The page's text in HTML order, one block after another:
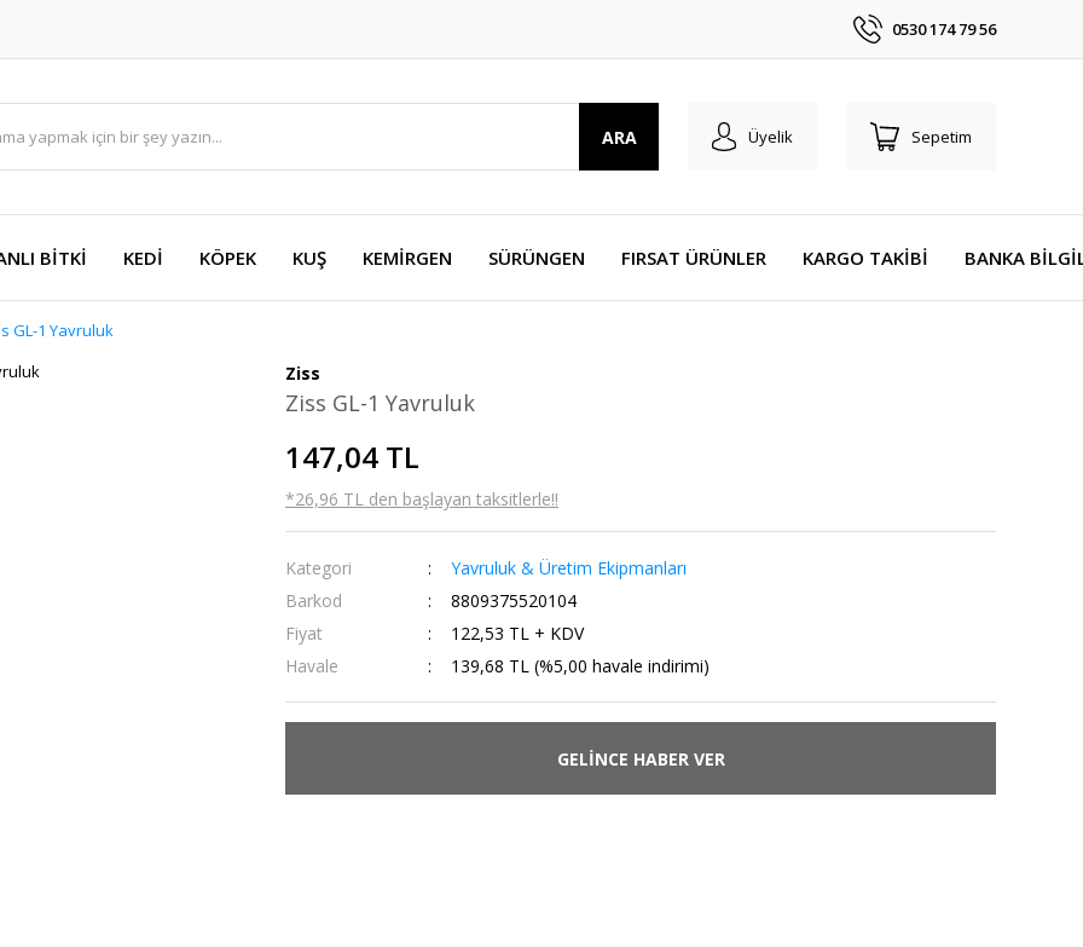
0530 174 79 56
ARA Üyelik Sepetim
BİTKİ KEDİ KÖPEK KUŞ KEMİRGEN SÜRÜNGEN FIRSAT ÜRÜNLER KARGO TAKİBİ BANKA
GL-1 Yavruluk
Ziss
Ziss GL-1 Yavruluk
147,04 TL
*26,96 TL den başlayan taksitlerle!!
Kategori
Yavruluk & Üretim Ekipmanları
Barkod
8809375520104
Fiyat
122,53 TL + KDV
Havale
139,68 TL (%5,00 havale indirimi)
GELİNCE HABER VER